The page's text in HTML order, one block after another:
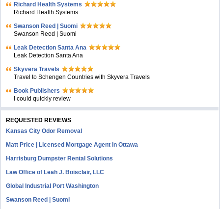
Richard Health Systems
Richard Health Systems
Swanson Reed | Suomi
Swanson Reed | Suomi
Leak Detection Santa Ana
Leak Detection Santa Ana
Skyvera Travels
Travel to Schengen Countries with Skyvera Travels
Book Publishers
I could quickly review
REQUESTED REVIEWS
Kansas City Odor Removal
Matt Price | Licensed Mortgage Agent in Ottawa
Harrisburg Dumpster Rental Solutions
Law Office of Leah J. Boisclair, LLC
Global Industrial Port Washington
Swanson Reed | Suomi